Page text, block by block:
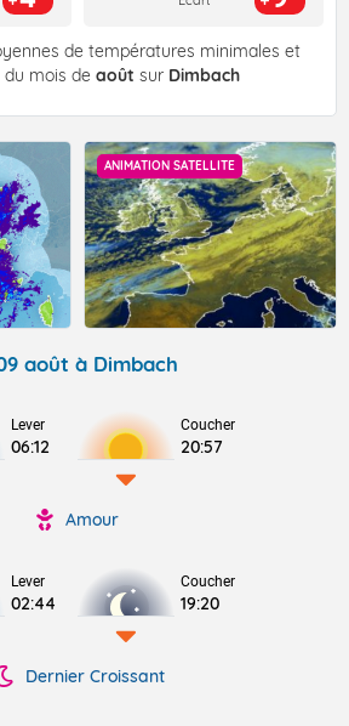
de températures minimales et
mois de août sur Dimbach
ANIMATION SATELLITE
août à Dimbach
Lever
06:12
Coucher
20:57
Amour
Lever
02:44
Coucher
19:20
Dernier Croissant